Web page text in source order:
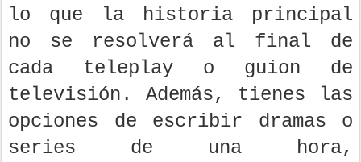
lo que la historia principal
no se resolverá al final de
cada teleplay o guion de
televisión. Además, tienes las
opciones de escribir dramas o
series de una hora,